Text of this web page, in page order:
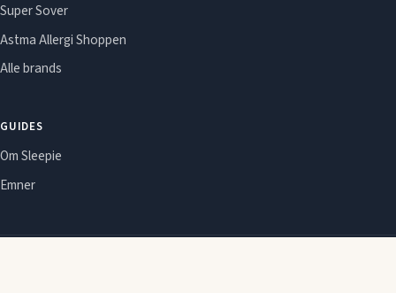
Super Sover
Astma Allergi Shoppen
Alle brands
GUIDES
Om Sleepie
Emner